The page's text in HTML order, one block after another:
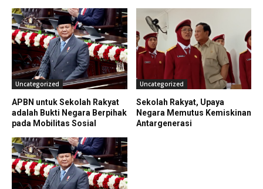
Uncategorized
APBN untuk Sekolah Rakyat
adalah Bukti Negara Berpihak
pada Mobilitas Sosial
Uncategorized
Sekolah Rakyat, Upaya
Negara Memutus Kemiskinan
Antargenerasi